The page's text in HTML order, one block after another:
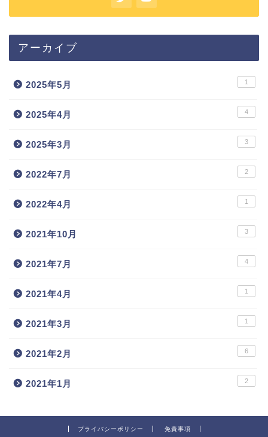
アーカイブ
2025年5月 1
2025年4月 4
2025年3月 3
2022年7月 2
2022年4月 1
2021年10月 3
2021年7月 4
2021年4月 1
2021年3月 1
2021年2月 6
2021年1月 2
プライバシーポリシー 免責事項